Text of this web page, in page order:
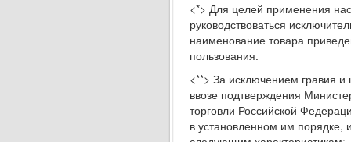
<*> Для целей применения
руководствоваться
наименование товара
пользования.
<**> За исключением гравия
ввозе подтверждения
торговли Российской
в установленном им порядке,